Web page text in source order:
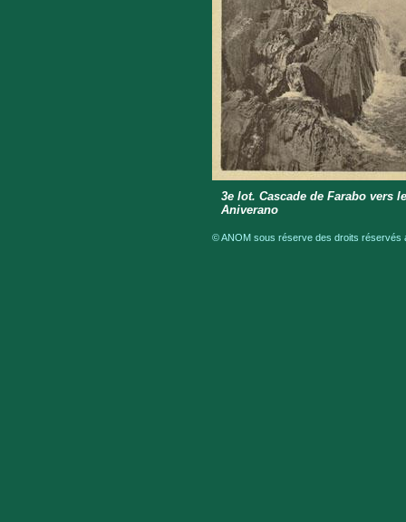
3e lot. Cascade de Farabo vers
Aniverano
© ANOM sous réserve des droits réservés